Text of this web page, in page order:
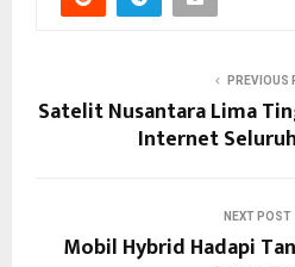
PREVIOUS
Satelit Nusantara Lima
Internet
NEXT POST
Mobil Hybrid Hadapi